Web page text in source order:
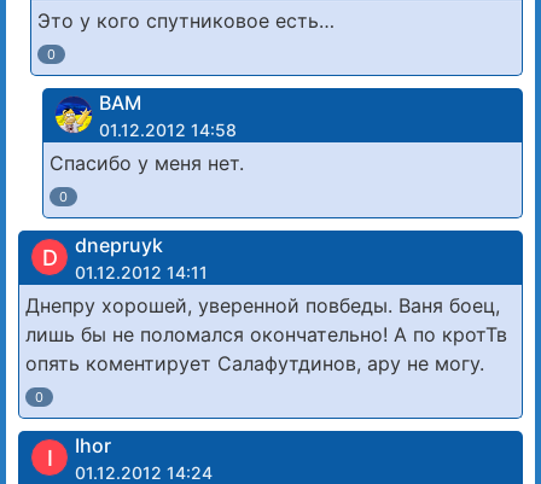
Это у кого спутниковое есть…
0
ВАМ
01.12.2012 14:58
Спасибо у меня нет.
0
D dnepruyk
01.12.2012 14:11
Днепру хорошей, уверенной повбеды. Ваня боец,
лишь бы не поломался окончательно! А по кротТв
опять коментирует Салафутдинов, ару не могу.
0
I Ihor
01.12.2012 14:24